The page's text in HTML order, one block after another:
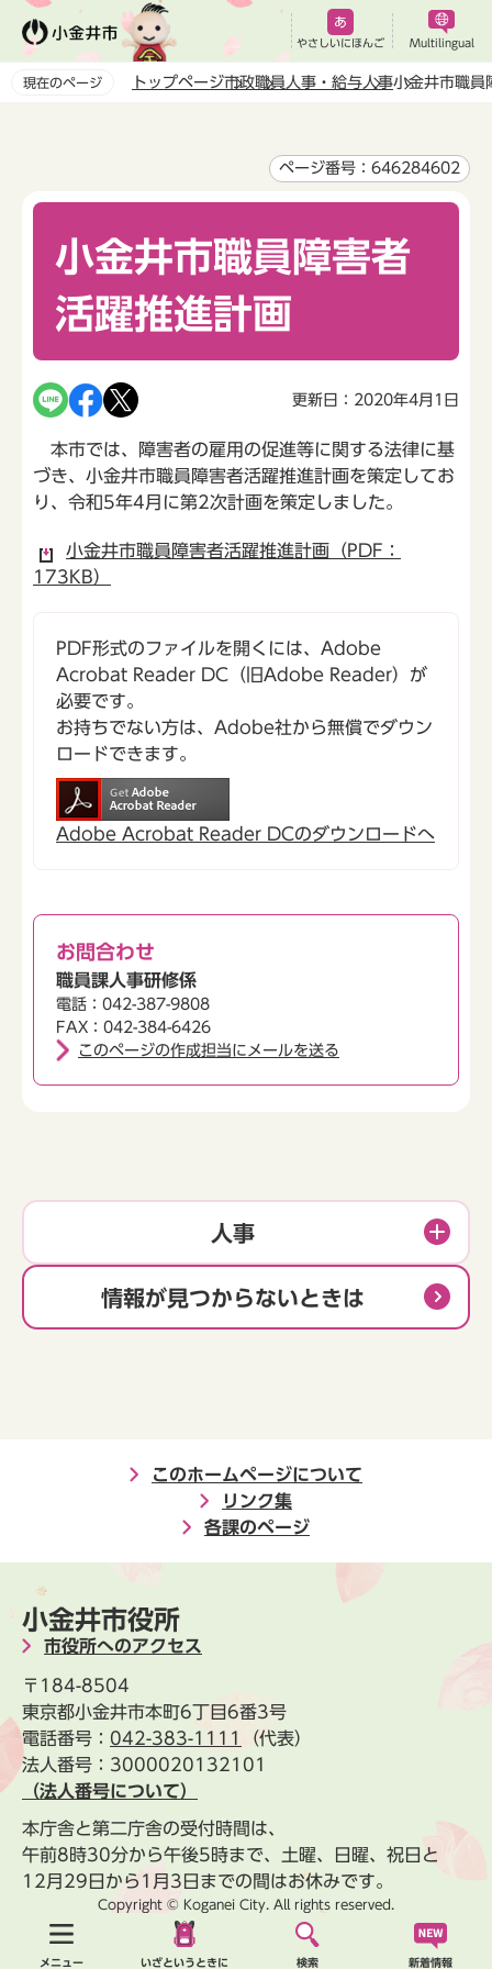
ペ
やさしいにほんご Multilingual
メニュー いざというときに 検索 新着情報
現在のページ トップページ市政職員人事・給与人事小金井市職員
ページ番号：646284602
小金井市職員障害者
活躍推進計画
更新日：2020年4月1日
本市では、障害者の雇用の促進等に関する法律に基
づき、小金井市職員障害者活躍推進計画を策定してお
り、令和5年4月に第2次計画を策定しました。
小金井市職員障害者活躍推進計画（PDF：
173KB）
PDF形式のファイルを開くには、Adobe
Acrobat Reader DC（旧Adobe Reader）が
必要です。
お持ちでない方は、Adobe社から無償でダウン
ロードできます。
Adobe Acrobat Reader DCのダウンロードへ
お問合わせ
職員課人事研修係
電話：042-387-9808
FAX：042-384-6426
このページの作成担当にメールを送る
人事
情報が見つからないときは
このホームページについて
リンク集
各課のページ
小金井市役所
市役所へのアクセス
〒184-8504
東京都小金井市本町6丁目6番3号
電話番号： 042-383-1111
（代表）
法人番号：3000020132101
（法人番号について）
本庁舎と第二庁舎の受付時間は、
午前8時30分から午後5時まで、土曜、日曜、祝日と
12月29日から1月3日までの間はお休みです。
Copyright © Koganei City. All rights reserved.